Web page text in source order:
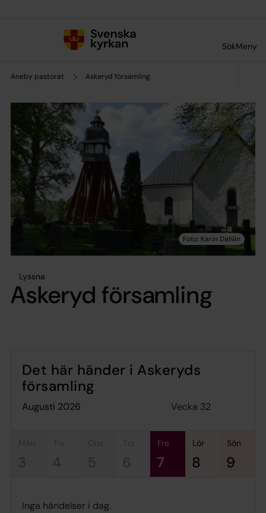
SökMeny
Aneby pastorat Askeryd församling
Lyssna
Askeryd församling
Det här händer i Askeryds
församling
augusti 2026 Vecka 32
tis
4
tor
6
fre
7
lör
8
sön
9
Inga händelser i dag.